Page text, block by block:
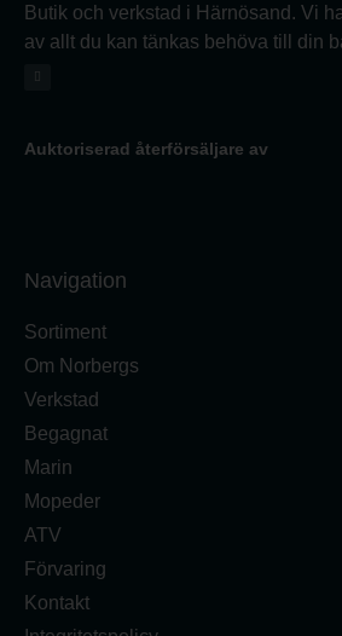
Butik och verkstad i Härnösand. Vi
av allt du kan tänkas behöva till din
Auktoriserad återförsäljare av
Navigation
Sortiment
Om Norbergs
Verkstad
Begagnat
Marin
Mopeder
ATV
Förvaring
Kontakt